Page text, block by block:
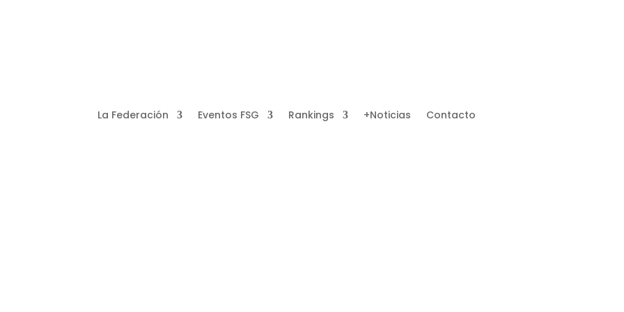
La Federación Eventos FSG Rankings +Noticias Contacto